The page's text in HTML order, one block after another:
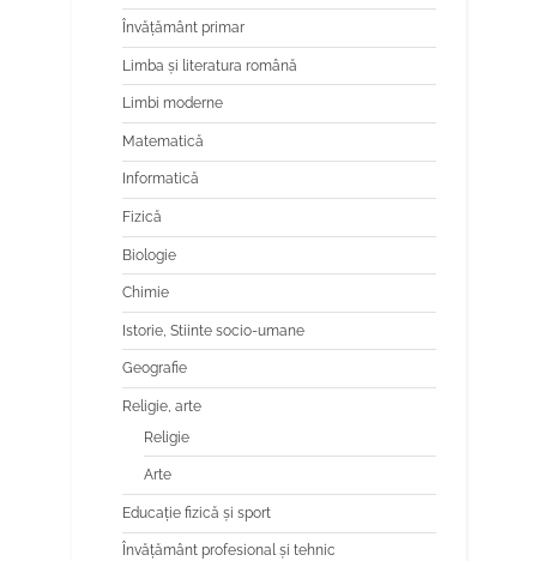
Învățământ primar
Limba şi literatura română
Limbi moderne
Matematică
Informatică
Fizică
Biologie
Chimie
Istorie, Stiinte socio-umane
Geografie
Religie, arte
Religie
Arte
Educaţie fizică şi sport
Învăţământ profesional şi tehnic